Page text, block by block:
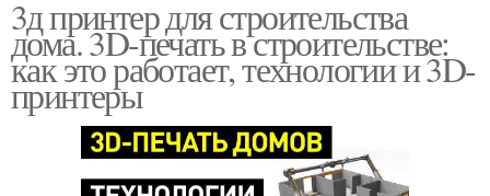
3д принтер для строительства
дома. 3D-печать в строительстве:
как это работает, технологии и 3D-
принтеры